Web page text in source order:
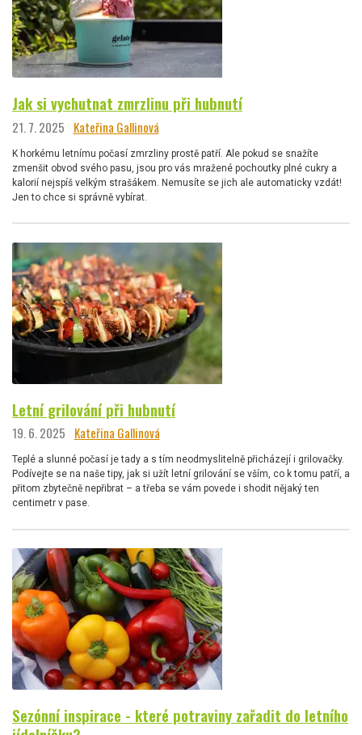
Jak si vychutnat zmrzlinu při hubnutí
21. 7. 2025 Kateřina Gallinová
K horkému letnímu počasí zmrzliny prostě patří. Ale pokud se snažíte
zmenšit obvod svého pasu, jsou pro vás mražené pochoutky plné cukry a
kalorií nejspíš velkým strašákem. Nemusíte se jich ale automaticky vzdát!
Jen to chce si správně vybírat.
Letní grilování při hubnutí
19. 6. 2025 Kateřina Gallinová
Teplé a slunné počasí je tady a s tím neodmyslitelně přicházejí i grilovačky.
Podívejte se na naše tipy, jak si užít letní grilování se vším, co k tomu patří, a
přitom zbytečně nepřibrat – a třeba se vám povede i shodit nějaký ten
centimetr v pase.
Sezónní inspirace - které potraviny zařadit do letního